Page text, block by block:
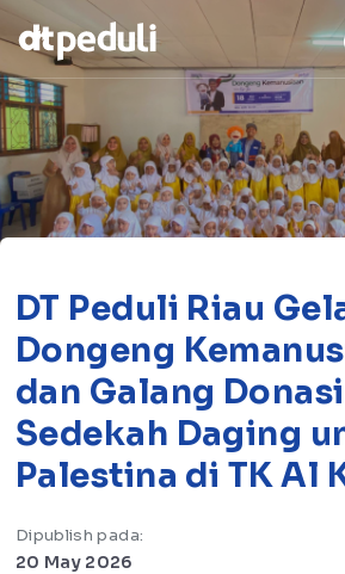
CARI
kebaikan
DT Peduli Riau
Dongeng
dan Galang Donasi
Sedekah Daging
Palestina di TK Al
Dipublish pada:
20 May 2026